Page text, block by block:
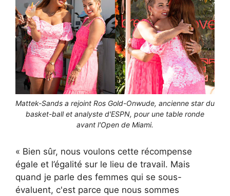
Mattek-Sands a rejoint Ros Gold-Onwude, ancienne star du
basket-ball et analyste d'ESPN, pour une table ronde
avant l'Open de Miami.
« Bien sûr, nous voulons cette récompense
égale et l’égalité sur le lieu de travail. Mais
quand je parle des femmes qui se sous-
évaluent, c'est parce que nous sommes